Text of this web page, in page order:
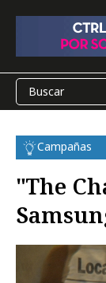
Campañas
"The